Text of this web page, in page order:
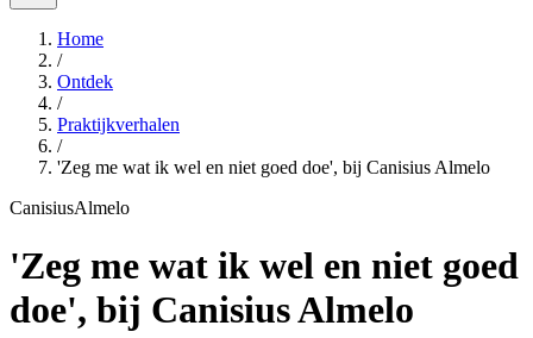
Home
/
Ontdek
/
Praktijkverhalen
/
'Zeg me wat ik wel en niet goed doe', bij Canisius Almelo
CanisiusAlmelo
'Zeg me wat ik wel en niet goed
doe', bij Canisius Almelo